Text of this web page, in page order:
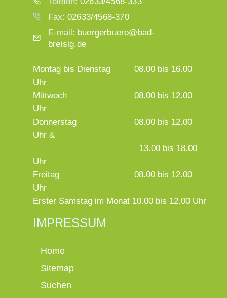
Fax: 02633/4568-370
E-mail: buergerbuero@bad-
breisig.de
Montag bis Dienstag
08.00 bis 16.00
Uhr
Mittwoch
08.00 bis 12.00
Uhr
Donnerstag
08.00 bis 12.00
Uhr &
13.00 bis 18.00
Uhr
Freitag
08.00 bis 12.00
Uhr
Erster Samstag im Monat 10.00 bis 12.00 Uhr
IMPRESSUM
Home
Sitemap
Suchen